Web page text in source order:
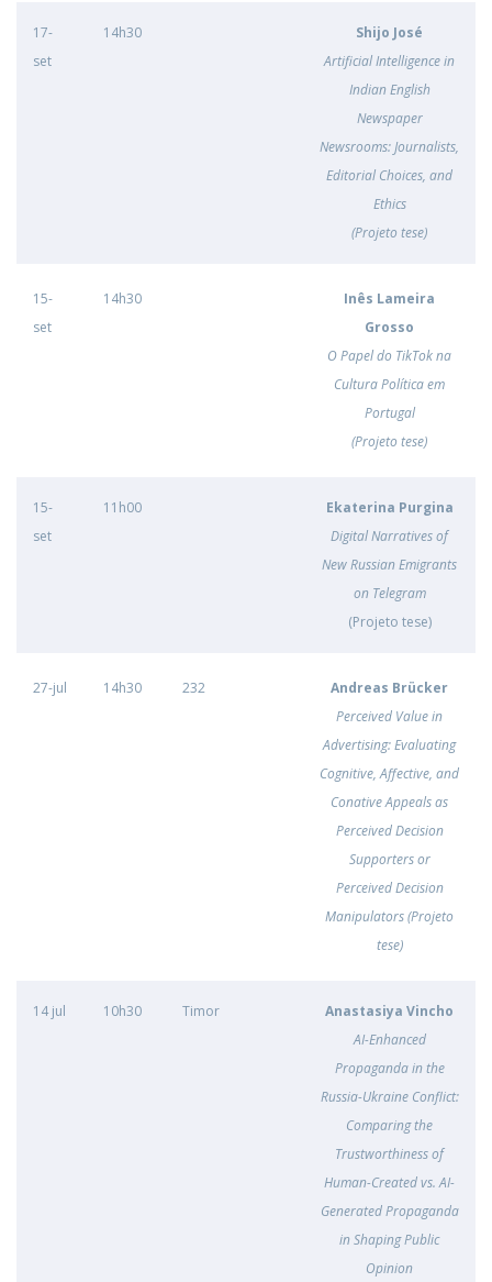
17-
set
14h30
Shijo José
Artificial Intelligence in
Indian English
Newspaper
Newsrooms: Journalists,
Editorial Choices, and
Ethics
(Projeto tese)
15-
set
14h30
Inês Lameira
Grosso
O Papel do TikTok na
Cultura Política em
Portugal
(Projeto tese)
15-
set
11h00
Ekaterina Purgina
Digital Narratives of
New Russian Emigrants
on Telegram
(Projeto tese)
27-jul 14h30 232
Andreas Brücker
Perceived Value in
Advertising: Evaluating
Cognitive, Affective, and
Conative Appeals as
Perceived Decision
Supporters or
Perceived Decision
Manipulators (Projeto
tese)
14 jul 10h30 Timor
Anastasiya Vincho
AI-Enhanced
Propaganda in the
Russia-Ukraine Conflict:
Comparing the
Trustworthiness of
Human-Created vs. AI-
Generated Propaganda
in Shaping Public
Opinion